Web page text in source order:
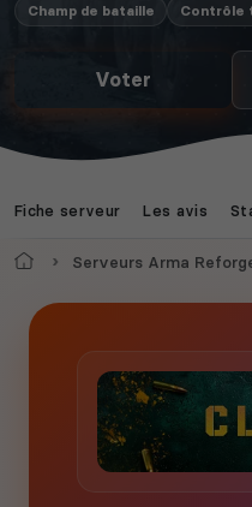
Champ de bataille Contrôle
Voter
Fiche serveur Les avis
AccueilServeurs Arma